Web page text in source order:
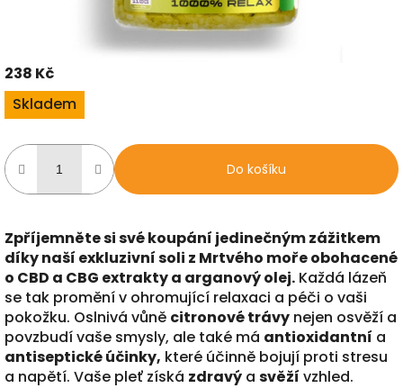
238 Kč
Měrná
cena:
Skladem
Do košíku
Zpříjemněte si své koupání jedinečným zážitkem
díky naší exkluzivní soli z Mrtvého moře obohacené
o CBD a CBG extrakty a arganový olej. Každá lázeň
se tak promění v ohromující relaxaci a péči o vaši
pokožku. Oslnivá vůně citronové trávy nejen osvěží a
povzbudí vaše smysly, ale také má antioxidantní a
antiseptické účinky, které účinně bojují proti stresu
a napětí. Vaše pleť získá zdravý a svěží vzhled.